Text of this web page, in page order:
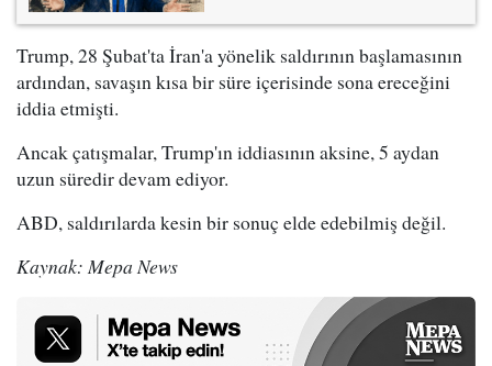
Trump, 28 Şubat'ta İran'a yönelik saldırının başlamasının
ardından, savaşın kısa bir süre içerisinde sona ereceğini
iddia etmişti.
Ancak çatışmalar, Trump'ın iddiasının aksine, 5 aydan
uzun süredir devam ediyor.
ABD, saldırılarda kesin bir sonuç elde edebilmiş değil.
Kaynak: Mepa News